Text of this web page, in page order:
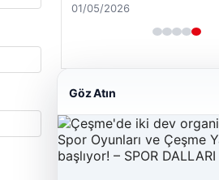
01/05/2026
Göz Atın